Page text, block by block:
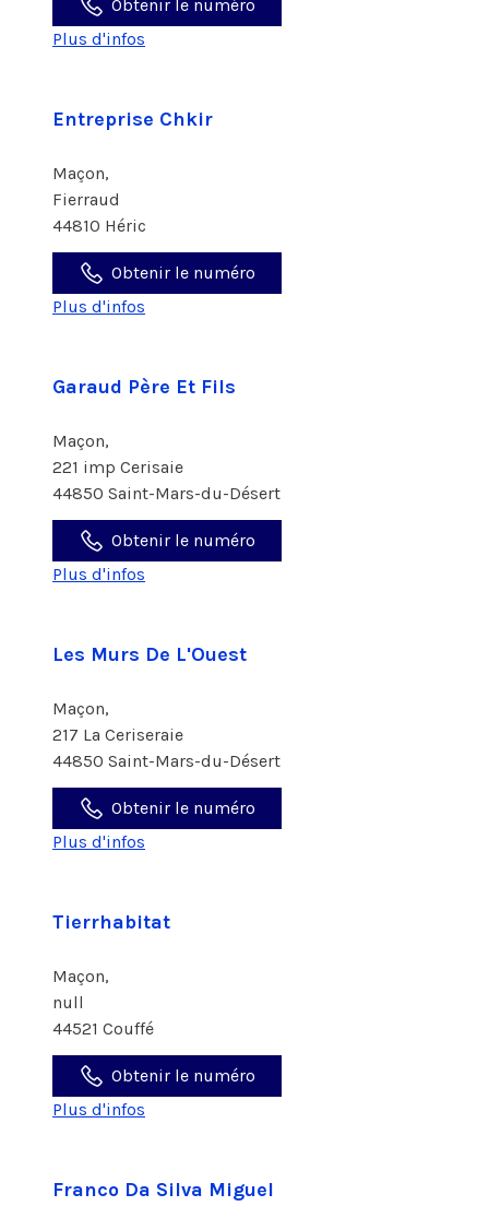
Obtenir le numéro
Plus d'infos
Entreprise Chkir
Maçon,
Fierraud
44810 Héric
Obtenir le numéro
Plus d'infos
Garaud Père Et Fils
Maçon,
221 imp Cerisaie
44850 Saint-Mars-du-Désert
Obtenir le numéro
Plus d'infos
Les Murs De L'Ouest
Maçon,
217 La Ceriseraie
44850 Saint-Mars-du-Désert
Obtenir le numéro
Plus d'infos
Tierrhabitat
Maçon,
null
44521 Couffé
Obtenir le numéro
Plus d'infos
Franco Da Silva Miguel